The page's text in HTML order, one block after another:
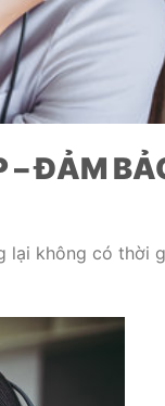
– ĐẢM
lại không có thời